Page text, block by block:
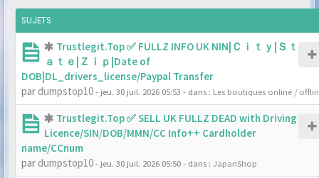
SUJETS
Trustlegit.Top ✅ FULLZ INFO UK NIN|Ｃｉｔｙ|Ｓｔ
ａｔｅ|Ｚｉｐ|Date of
DOB|DL_drivers_license/Paypal Transfer
par dumpstop10- jeu. 30 juil. 2026 05:53 - dans : Les boutiques online /
Trustlegit.Top ✅ SELL UK FULLZ DEAD with Driving
Licence/SIN/DOB/MMN/CC Info++ Cardholder
name/CCnum
par dumpstop10- jeu. 30 juil. 2026 05:50- dans : JapanShop